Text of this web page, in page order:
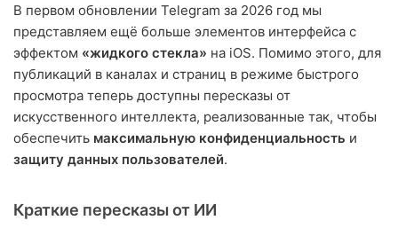
В первом обновлении Telegram за 2026 год мы
представляем ещё больше элементов интерфейса с
эффектом «жидкого стекла» на iOS. Помимо этого, для
публикаций в каналах и страниц в режиме быстрого
просмотра теперь доступны пересказы от
искусственного интеллекта, реализованные так, чтобы
обеспечить максимальную конфиденциальность и
защиту данных пользователей.
Краткие пересказы от ИИ